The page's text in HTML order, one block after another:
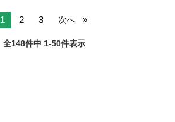
1 2 3 次へ
全148件中 1-50件表示